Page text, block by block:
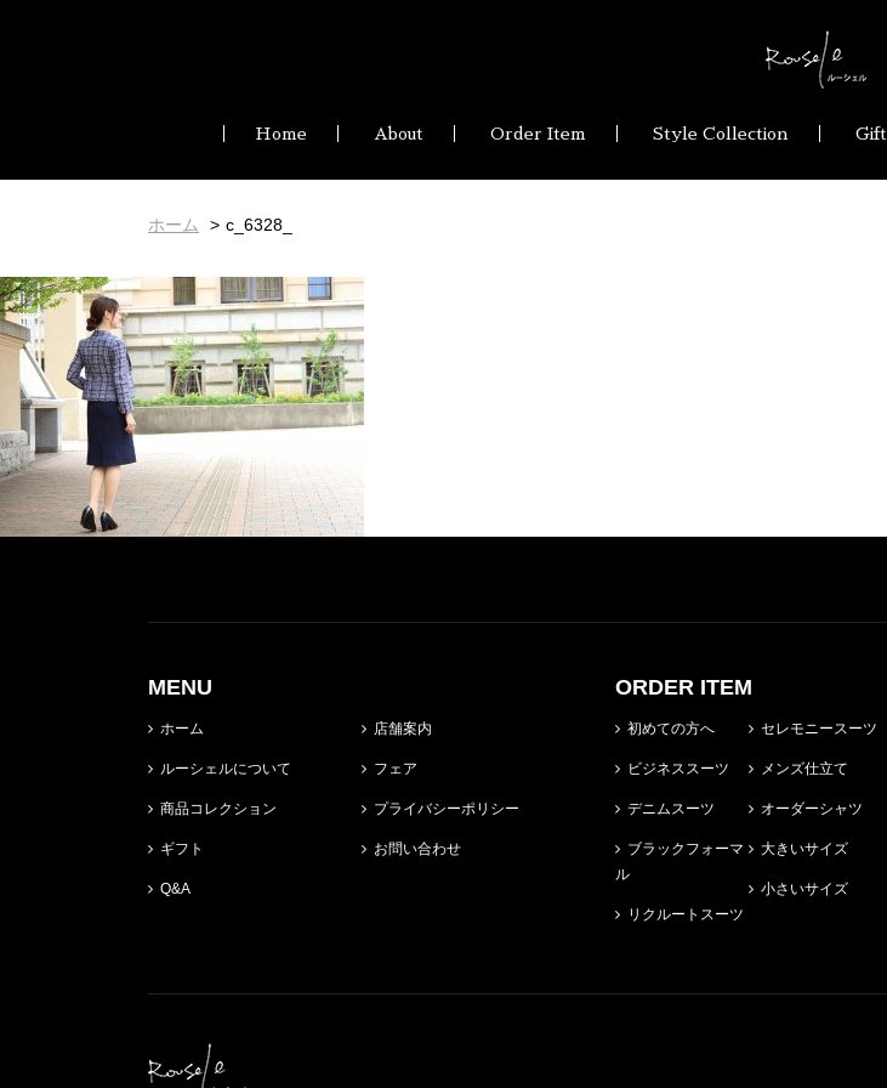
Home About Order Item Style Collection Gift
ホーム c_6328_
MENU
ホーム
ルーシェルについて
商品コレクション
ギフト
Q&A
店舗案内
フェア
プライバシーポリシー
お問い合わせ
ORDER ITEM
初めての方へ
ビジネススーツ
デニムスーツ
ブラックフォーマ
ル
リクルートスーツ
セレモニースーツ
メンズ仕立て
オーダーシャツ
大きいサイズ
小さいサイズ